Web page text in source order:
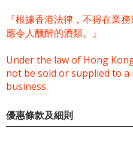
『根據香港法律，不得在業
應令人醺醉的酒類。』
Under the law of Hong
not be sold or supplied to
business.
優惠條款及細則